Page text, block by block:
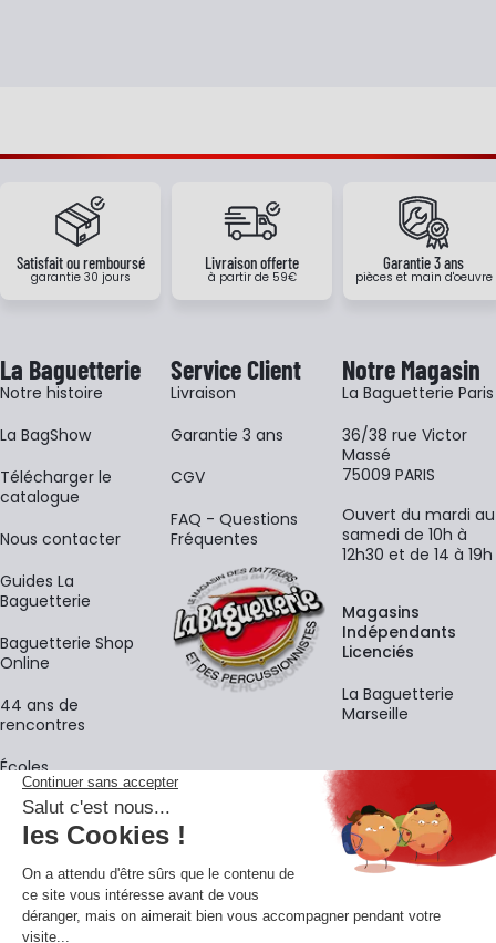
Satisfait ou remboursé
garantie 30 jours
Livraison offerte
à partir de 59€
Garantie 3 ans
pièces et main d'oeuvre
La Baguetterie
Notre histoire
La BagShow
​Télécharger le
catalogue
Nous contacter
Guides La
Baguetterie
Baguetterie Shop
Online
44 ans de
rencontres
Écoles
Service Client
Livraison
Garantie 3 ans
CGV
FAQ - Questions
Fréquentes
Notre Magasin
La Baguetterie Paris
36/38 rue Victor
Massé
75009 PARIS
Ouvert du mardi au
samedi de 10h à
12h30 et de 14 à 19h
Magasins
Indépendants
Licenciés
La Baguetterie
Marseille
La newsletter
Adresse e-mail
En vous inscrivant à notre newsletter, vous acceptez notre
confidentialité.
Retrouvons-nous sur